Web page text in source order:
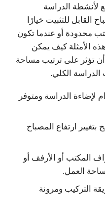
لأنشطة الدراسة
القابل للتثبيت خيارًا
محدودة أو عندما تكون
الأمثلة كيف يمكن
أن تؤثر على ترتيب مساحة
الكلي.
لإضاءة الدراسة ومتوفر
بتغيير ارتفاع المصباح
المكتب أو الأرفف أو
العمل.
التركيب ومرونة